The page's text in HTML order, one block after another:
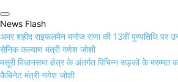
News Flash
अमर शहीद राइफलमैन मनोज राणा की 13वीं पुण्यतिथि पर
सैनिक कल्याण मंत्री गणेश जोशी
मसूरी विधानसभा क्षेत्र के अंतर्गत विभिन्न सड़कों के
कैबिनेट मंत्री गणेश जोशी